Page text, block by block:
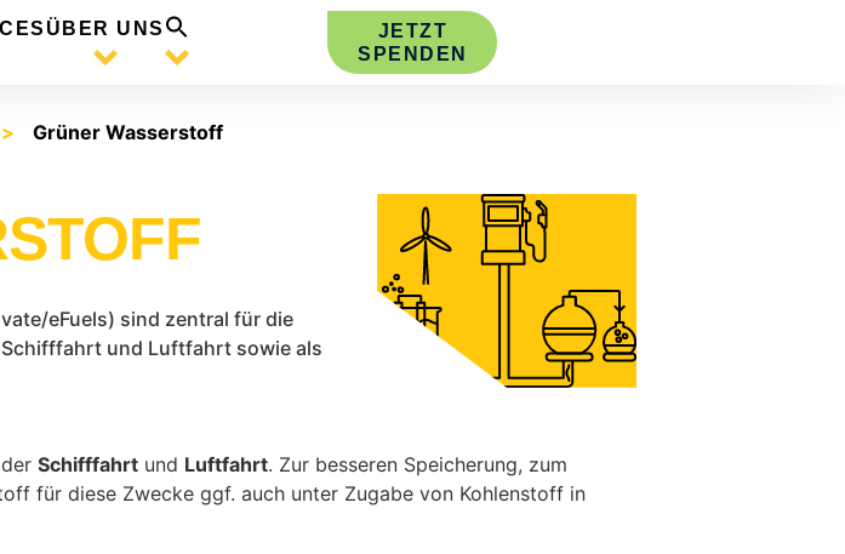
ÜBER UNS
JETZT
SPENDEN
Grüner Wasserstoff
eFuels) sind zentral für die
und Luftfahrt sowie als
Schifffahrt und Luftfahrt. Zur besseren Speicherung, zum
für diese Zwecke ggf. auch unter Zugabe von Kohlenstoff in